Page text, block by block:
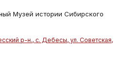
Музей истории Сибирского
р-н., с. Дебесы, ул. Советская,